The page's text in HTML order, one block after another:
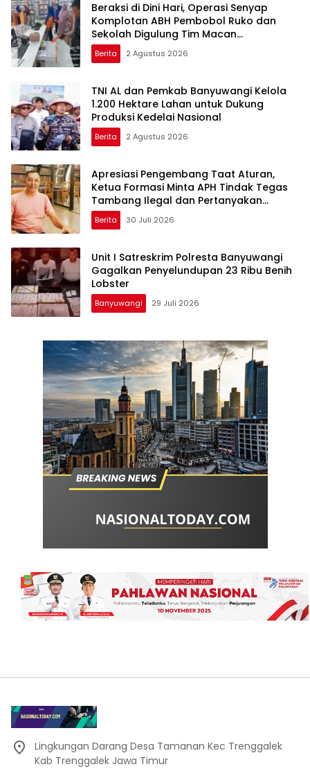
Beraksi di Dini Hari, Operasi Senyap
Komplotan ABH Pembobol Ruko dan
Sekolah Digulung Tim Macan
Blambangan
Berita 2 Agustus 2026
TNI AL dan Pemkab Banyuwangi Kelola
1.200 Hektare Lahan untuk Dukung
Produksi Kedelai Nasional
Berita 2 Agustus 2026
Apresiasi Pengembang Taat Aturan,
Ketua Formasi Minta APH Tindak Tegas
Tambang Ilegal dan Pertanyakan
Perizinan di Gambor
Berita 30 Juli 2026
Unit I Satreskrim Polresta Banyuwangi
Gagalkan Penyelundupan 23 Ribu Benih
Lobster
Banyuwangi 29 Juli 2026
Lingkungan Darang Desa Tamanan Kec Trenggalek
Kab Trenggalek Jawa Timur